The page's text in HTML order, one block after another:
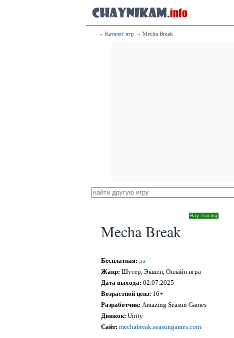
→ Каталог игр → Mecha Break
Ray Tracing
Mecha Break
Бесплатная: да
Жанр: Шутер, Экшен, Онлайн игра
Дата выхода: 02.07.2025
Возрастной ценз: 16+
Разработчик: Amazing Seasun Games
Движок: Unity
Сайт: mechabreak.seasungames.com